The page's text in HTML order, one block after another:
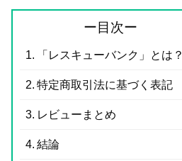
ー目次ー
「レスキューバンク」とは？
特定商取引法に基づく表記
レビューまとめ
結論